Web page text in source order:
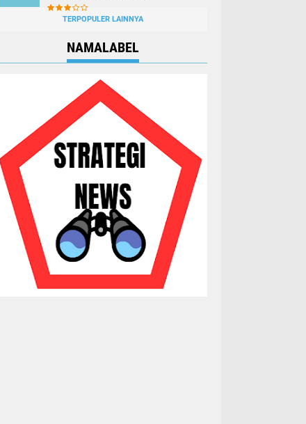
TERPOPULER LAINNYA
NAMALABEL